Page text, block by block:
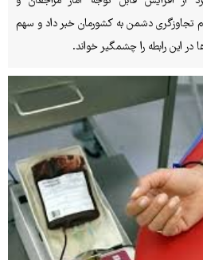
تجاوزگری دشمن به کشورمان خبر داد و سهم
در این رابطه را چشمگیر خواند.